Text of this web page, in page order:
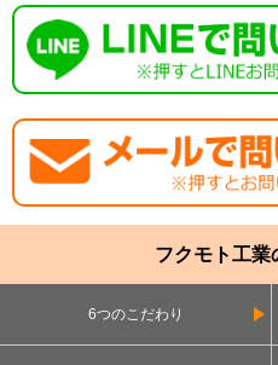
フクモト工業
6つのこだわり